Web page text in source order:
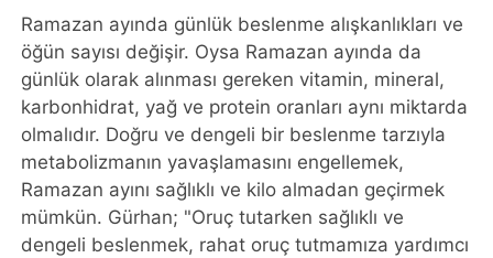
Ramazan ayında günlük beslenme alışkanlıkları ve
öğün sayısı değişir. Oysa Ramazan ayında da
günlük olarak alınması gereken vitamin, mineral,
karbonhidrat, yağ ve protein oranları aynı miktarda
olmalıdır. Doğru ve dengeli bir beslenme tarzıyla
metabolizmanın yavaşlamasını engellemek,
Ramazan ayını sağlıklı ve kilo almadan geçirmek
mümkün. Gürhan; "Oruç tutarken sağlıklı ve
dengeli beslenmek, rahat oruç tutmamıza yardımcı